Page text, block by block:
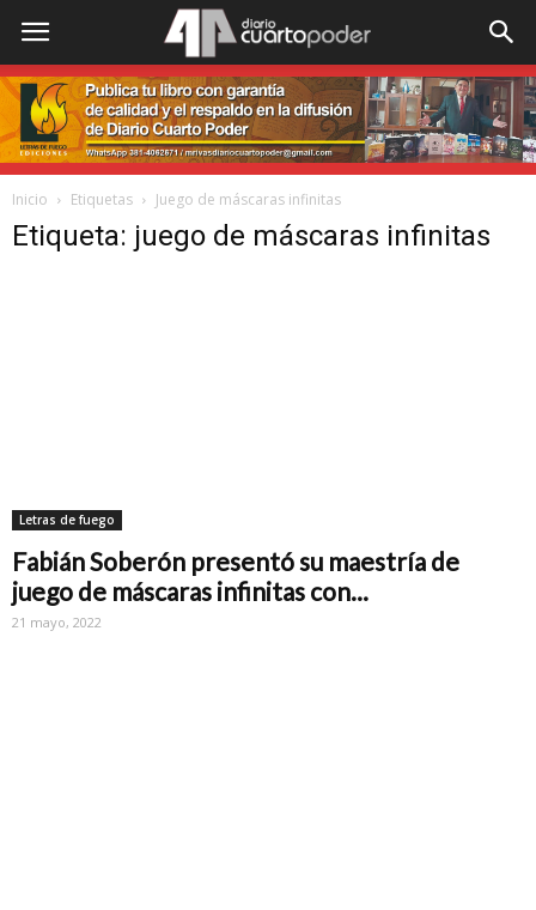
Inicio Etiquetas Juego de máscaras infinitas
Etiqueta: juego de máscaras infinitas
Letras de fuego
Fabián Soberón presentó su maestría de
juego de máscaras infinitas con...
21 mayo, 2022